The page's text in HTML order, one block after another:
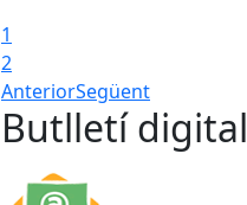
1
2
AnteriorSegüent
Butlletí digital